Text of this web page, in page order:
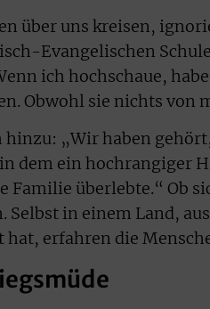
über uns kreisen,
Evangelischen
ich hochschaue,
Obwohl sie nichts von
hinzu: „Wir haben
dem ein hochrangiger
Familie überlebte.“ Ob
Selbst in einem Land,
erfahren die